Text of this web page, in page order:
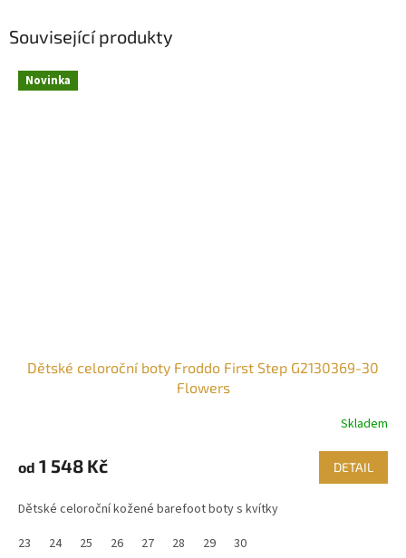
Související produkty
Novinka
Dětské celoroční boty Froddo First Step G2130369-30
Flowers
Skladem
od 1 548 Kč DETAIL
Dětské celoroční kožené barefoot boty s kvítky
23
24 25 26 27 28 29 30